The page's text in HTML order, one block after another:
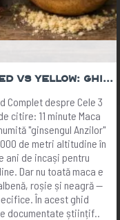
Maca Peruviană — Black vs Red vs Yellow: Ghid Complet 2026 | The Botanist
Complet despre Cele 3
citire: 11 minute Maca
"ginsengul Anzilor"
de metri altitudine în
ani de incași pentru
Dar nu toată maca e
roșie și neagră —
În acest ghid
documentate științif..